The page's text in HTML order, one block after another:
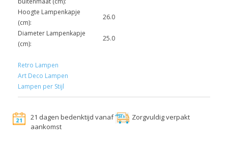
Hoogte Lampenkapje
(cm):
26.0
Diameter Lampenkapje
(cm):
25.0
Retro Lampen
Art Deco Lampen
Lampen per Stijl
21 dagen bedenktijd vanaf
aankomst
Zorgvuldig verpakt